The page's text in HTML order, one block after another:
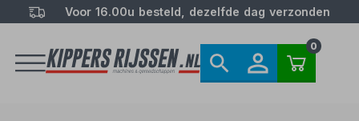
Voor 16.00u besteld, dezelfde dag verzonden
0